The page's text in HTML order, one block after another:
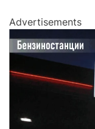
Advertisements